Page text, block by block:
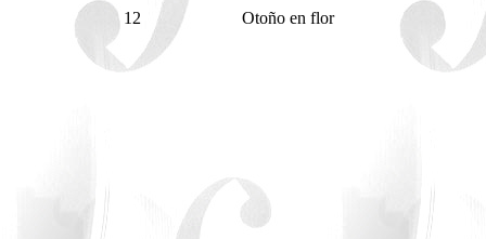
12
Otoño en flor